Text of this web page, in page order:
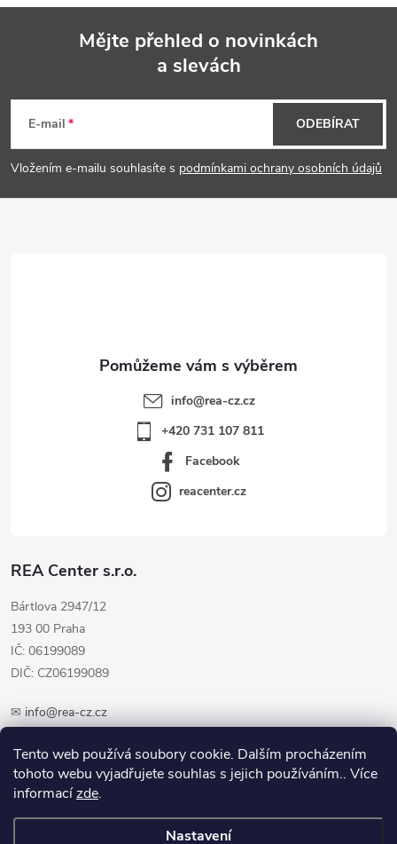
Tento web používá soubory cookie. Dalším procházením
tohoto webu vyjadřujete souhlas s jejich používáním.. Více
informacízde.
Nastavení
p
a
Mějte přehled o novinkách
a slevách
E-mail
Vložením e-mailu souhlasíte s podmínkami ochrany osobních údajů
ODEBÍRAT
REA Center s.r.o.
Bártlova 2947/12
193 00 Praha
IČ: 06199089
DIČ: CZ06199089
✉ info@rea-cz.cz
info@rea-cz.cz
+420 731 107 811
Facebook
reacenter.cz